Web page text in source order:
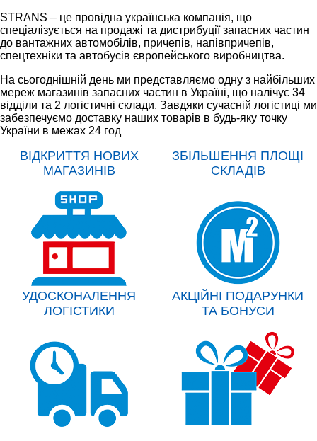
STRANS – це провідна українська компанія, що
спеціалізується на продажі та дистрибуції запасних частин
до вантажних автомобілів, причепів, напівпричепів,
спецтехніки та автобусів європейського виробництва.
На сьогоднішній день ми представляємо одну з найбільших
мереж магазинів запасних частин в Україні, що налічує 34
відділи та 2 логістичні склади. Завдяки сучасній логістиці ми
забезпечуємо доставку наших товарів в будь-яку точку
України в межах 24 год
ВІДКРИТТЯ НОВИХ
МАГАЗИНІВ
ЗБІЛЬШЕННЯ ПЛОЩІ
СКЛАДІВ
УДОСКОНАЛЕННЯ
ЛОГІСТИКИ
АКЦІЙНІ ПОДАРУНКИ
ТА БОНУСИ